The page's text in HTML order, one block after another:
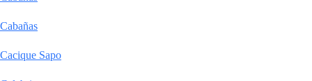
Cabañas
Cacique Sapo